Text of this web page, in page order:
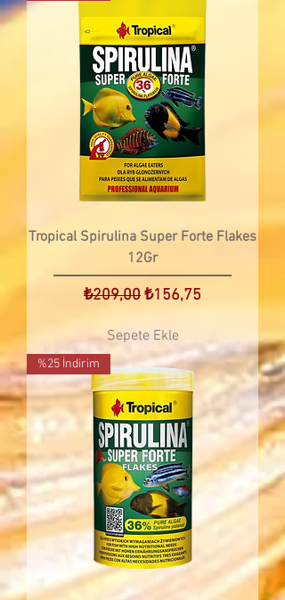
Tropical Spirulina Super Forte Flakes
12Gr
Normal Fiyat
₺209,00İndirimli Fiyat
₺156,75
Sepete Ekle
%25 İndirim